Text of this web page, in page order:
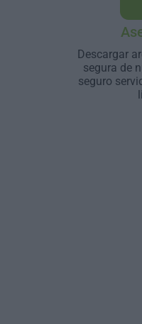
Descargar
segura de
seguro